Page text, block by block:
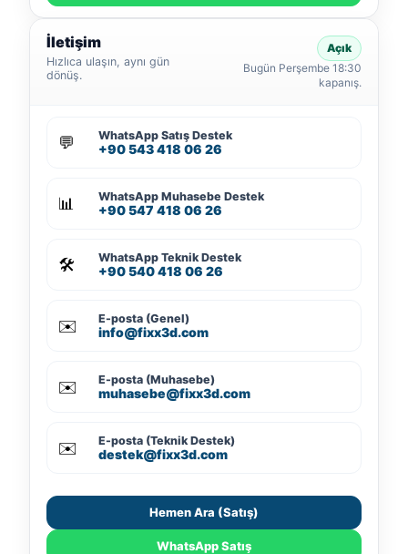
İletişim
Hızlıca ulaşın, aynı gün
dönüş.
Açık
Bugün Perşembe 18:30
kapanış.
💬 WhatsApp Satış Destek
+90 543 418 06 26
📊 WhatsApp Muhasebe Destek
+90 547 418 06 26
🛠️ WhatsApp Teknik Destek
+90 540 418 06 26
✉️ E-posta (Genel)
info@fixx3d.com
✉️ E-posta (Muhasebe)
muhasebe@fixx3d.com
✉️ E-posta (Teknik Destek)
destek@fixx3d.com
Hemen Ara (Satış)
WhatsApp Satış